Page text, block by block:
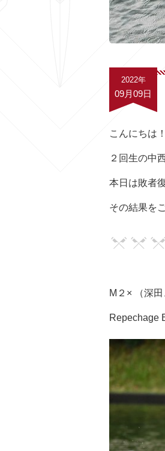
2022年
09月09日
こんにちは！
２回生の中
本日は敗者
その結果を
M２× （深田
Repechage